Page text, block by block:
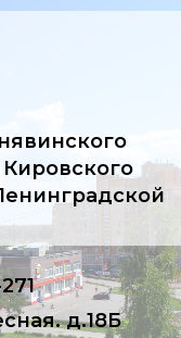
д.18Б